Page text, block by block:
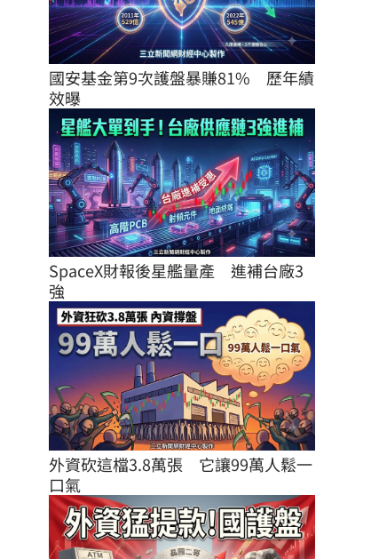
國安基金第9次護盤暴賺81%　歷年績
效曝
SpaceX財報後星艦量產　進補台廠3
強
外資砍這檔3.8萬張　它讓99萬人鬆一
口氣